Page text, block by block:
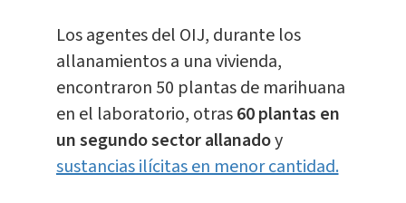
Los agentes del OIJ, durante los
allanamientos a una vivienda,
encontraron 50 plantas de marihuana
en el laboratorio, otras60 plantas en
un segundo sector allanadoy
sustancias ilícitas en menor cantidad.